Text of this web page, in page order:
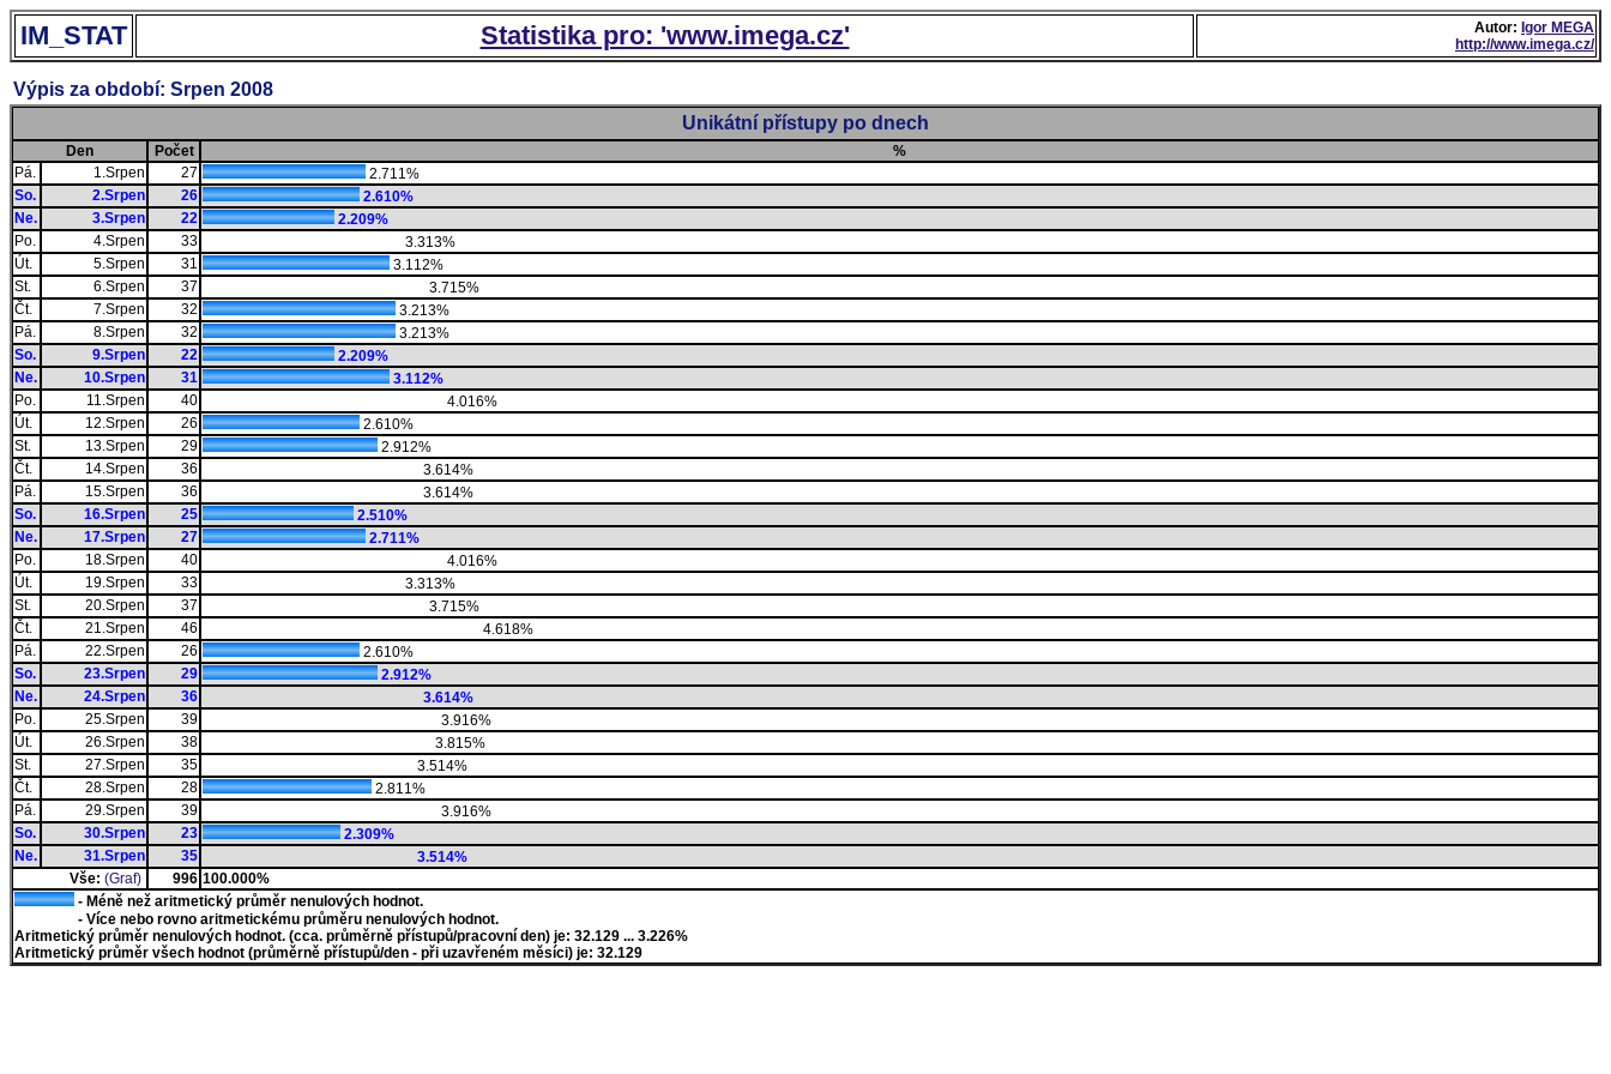
IM_STAT Statistika pro: 'www.imega.cz' Autor: Igor MEGA
http://www.imega.cz/
Výpis za období: Srpen 2008
Unikátní přístupy po dnech
Den Počet
%
Pá.
1.Srpen 27
2.711%
So.
2.Srpen 26
2.610%
Ne.
3.Srpen 22
2.209%
Po.
4.Srpen 33
3.313%
Út.
5.Srpen 31
3.112%
St.
6.Srpen 37
3.715%
Čt.
7.Srpen 32
3.213%
Pá.
8.Srpen 32
3.213%
So.
9.Srpen 22
2.209%
Ne.
10.Srpen 31
3.112%
Po.
11.Srpen 40
4.016%
Út.
12.Srpen 26
2.610%
St.
13.Srpen 29
2.912%
Čt.
14.Srpen 36
3.614%
Pá.
15.Srpen 36
3.614%
So.
16.Srpen 25
2.510%
Ne.
17.Srpen 27
2.711%
Po.
18.Srpen 40
4.016%
Út.
19.Srpen 33
3.313%
St.
20.Srpen 37
3.715%
Čt.
21.Srpen 46
4.618%
Pá.
22.Srpen 26
2.610%
So.
23.Srpen 29
2.912%
Ne.
24.Srpen 36
3.614%
Po.
25.Srpen 39
3.916%
Út.
26.Srpen 38
3.815%
St.
27.Srpen 35
3.514%
Čt.
28.Srpen 28
2.811%
Pá.
29.Srpen 39
3.916%
So.
30.Srpen 23
2.309%
Ne.
31.Srpen 35
3.514%
Vše: (Graf) 996 100.000%
- Méně než aritmetický průměr nenulových hodnot.
- Více nebo rovno aritmetickému průměru nenulových hodnot.
Aritmetický průměr nenulových hodnot. (cca. průměrně přístupů/pracovní den) je: 32.129 ... 3.226%
Aritmetický průměr všech hodnot (průměrně přístupů/den - při uzavřeném měsíci) je: 32.129